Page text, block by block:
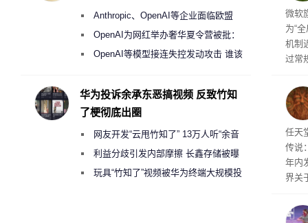
商
微软
为“
机制
过常
正
工具
并
任
任天
传说
年内
界关
Anthropic、OpenAI等企业面临欧盟
《人工智能法案》全新执法权限审查
OpenAI为网红举办奢华夏令营被批：
2000美元一晚 遭讽“反乌托邦”
OpenAI等模型接连失控发动攻击 谁该
华为投诉余承东恶搞视频 反致竹知
了梗彻底出圈
网友开发“云甩竹知了” 13万人听“余音
绕梁”利益分歧引发内部摩擦 长鑫存储被曝
曾将华为驻场工程师驱逐出研发基地
玩具“竹知了”视频被华为终端大规模投